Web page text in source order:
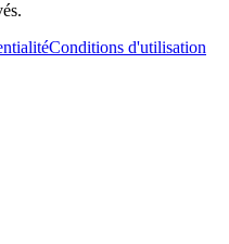
Conditions d'utilisation